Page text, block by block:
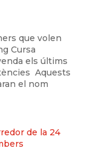
que volen
Cursa
els últims
Aquests
el nom